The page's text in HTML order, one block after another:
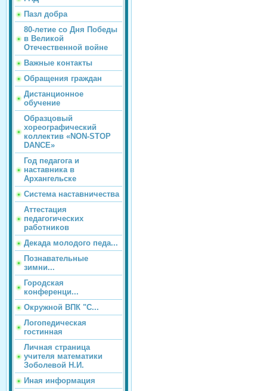
Пазл добра
80-летие со Дня Победы
в Великой
Отечественной войне
Важные контакты
Обращения граждан
Дистанционное
обучение
Образцовый
хореографический
коллектив «NON-STOP
DANCE»
Год педагога и
наставника в
Архангельске
Система наставничества
Аттестация
педагогических
работников
Декада молодого педа...
Познавательные
зимни...
Городская
конференци...
Окружной ВПК "С...
Логопедическая
гостинная
Личная страница
учителя математики
Зоболевой Н.И.
Иная информация